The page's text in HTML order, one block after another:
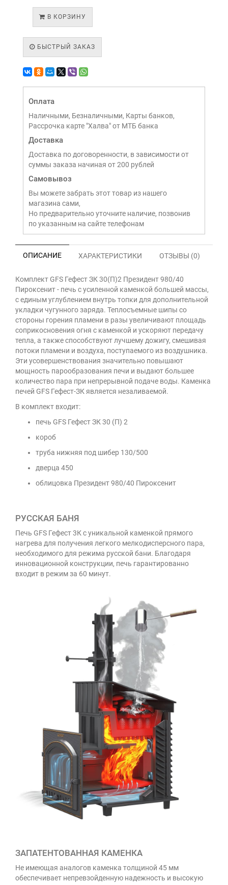
В КОРЗИНУ
БЫСТРЫЙ ЗАКАЗ
Оплата
Наличными, Безналичными, Карты банков,
Рассрочка карте "Халва" от МТБ банка
Доставка
Доставка по договоренности, в зависимости от
суммы заказа начиная от 200 рублей
Самовывоз
Вы можете забрать этот товар из нашего
магазина сами,
Но предварительно уточните наличие, позвонив
по указанным на сайте телефонам
ОПИСАНИЕ ХАРАКТЕРИСТИКИ ОТЗЫВЫ (0)
Комплект GFS Гефест ЗК 30(П)2 Президент 980/40
Пироксенит - печь с усиленной каменкой большей массы,
с единым углублением внутрь топки для дополнительной
укладки чугунного заряда. Теплосъемные шипы со
стороны горения пламени в разы увеличивают площадь
соприкосновения огня с каменкой и ускоряют передачу
тепла, а также способствуют лучшему дожигу, смешивая
потоки пламени и воздуха, поступаемого из воздушника.
Эти усовершенствования значительно повышают
мощность парообразования печи и выдают большее
количество пара при непрерывной подаче воды. Каменка
печей GFS Гефест-ЗК является незаливаемой.
В комплект входит:
печь GFS Гефест ЗК 30 (П) 2
короб
труба нижняя под шибер 130/500
дверца 450
облицовка Президент 980/40 Пироксенит
РУССКАЯ БАНЯ
Печь GFS Гефест 3К с уникальной каменкой прямого
нагрева для получения легкого мелкодисперсного пара,
необходимого для режима русской бани. Благодаря
инновационной конструкции, печь гарантированно
входит в режим за 60 минут.
ЗАПАТЕНТОВАННАЯ КАМЕНКА
Не имеющая аналогов каменка толщиной 45 мм
обеспечивает непревзойденную надежность и высокую